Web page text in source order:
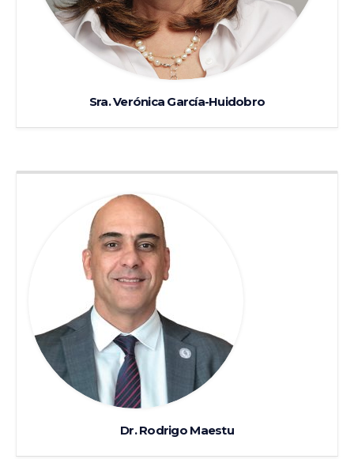
Sra. Verónica García-Huidobro
Dr. Rodrigo Maestu